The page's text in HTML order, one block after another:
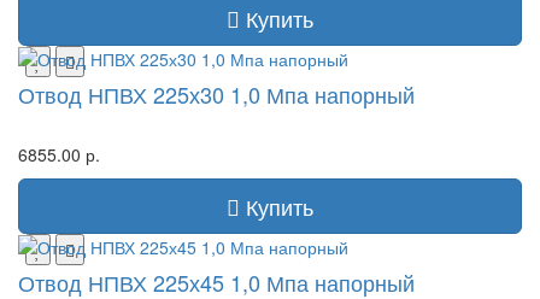
Купить
Отвод НПВХ 225х30 1,0 Мпа напорный
6855.00 р.
Купить
Отвод НПВХ 225х45 1,0 Мпа напорный